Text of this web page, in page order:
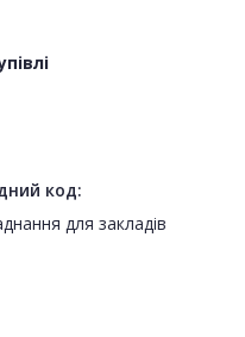
код:
для закладів